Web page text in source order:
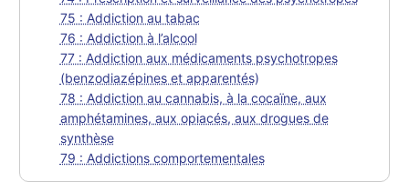
75 : Addiction au tabac
76 : Addiction à l’alcool
77 : Addiction aux médicaments psychotropes
(benzodiazépines et apparentés)
78 : Addiction au cannabis, à la cocaïne, aux
amphétamines, aux opiacés, aux drogues de
synthèse
79 : Addictions comportementales